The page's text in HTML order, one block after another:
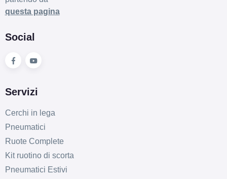
questa pagina
Social
Servizi
Cerchi in lega
Pneumatici
Ruote Complete
Kit ruotino di scorta
Pneumatici Estivi